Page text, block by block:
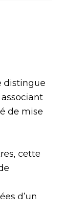
distingue
de mise
cette
d’un